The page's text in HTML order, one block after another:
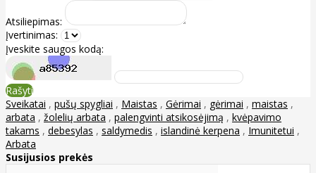
Atsiliepimas:
Įvertinimas:
Įveskite saugos kodą:
Rašyti
Sveikatai , pušų spygliai , Maistas , Gėrimai , gėrimai , maistas ,
arbata , žolelių arbata , palengvinti atsikosėjimą , kvėpavimo
takams , debesylas , saldymedis , islandinė kerpena , Imunitetui ,
Arbata
Susijusios prekės